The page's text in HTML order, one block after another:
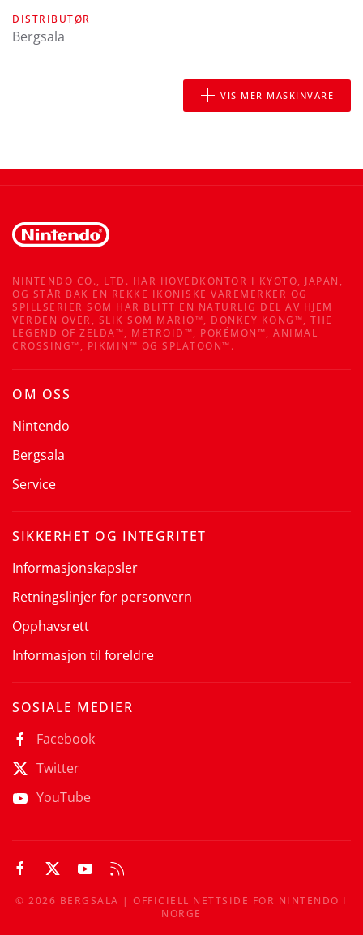
DISTRIBUTØR
Bergsala
VIS MER MASKINVARE
NINTENDO CO., LTD. HAR HOVEDKONTOR I KYOTO, JAPAN,
OG STÅR BAK EN REKKE IKONISKE VAREMERKER OG
SPILLSERIER SOM HAR BLITT EN NATURLIG DEL AV HJEM
VERDEN OVER, SLIK SOM MARIO™, DONKEY KONG™, THE
LEGEND OF ZELDA™, METROID™, POKÉMON™, ANIMAL
CROSSING™, PIKMIN™ OG SPLATOON™.
OM OSS
Nintendo
Bergsala
Service
SIKKERHET OG INTEGRITET
Informasjonskapsler
Retningslinjer for personvern
Opphavsrett
Informasjon til foreldre
SOSIALE MEDIER
Facebook
Twitter
YouTube
©2026 BERGSALA | OFFICIELL NETTSIDE FOR NINTENDO I
NORGE